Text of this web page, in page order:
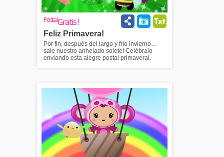
PostalGratis !
Feliz Primavera!
Por fin, después del largo y frío invierno…
sale nuestro anhelado solete! Celébralo
enviando esta alegre postal primaveral.